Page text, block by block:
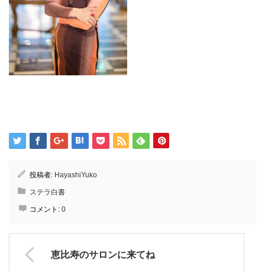
投稿者: HayashiYuko
ステラ白書
コメント: 0
恵比寿のサロンに来てね